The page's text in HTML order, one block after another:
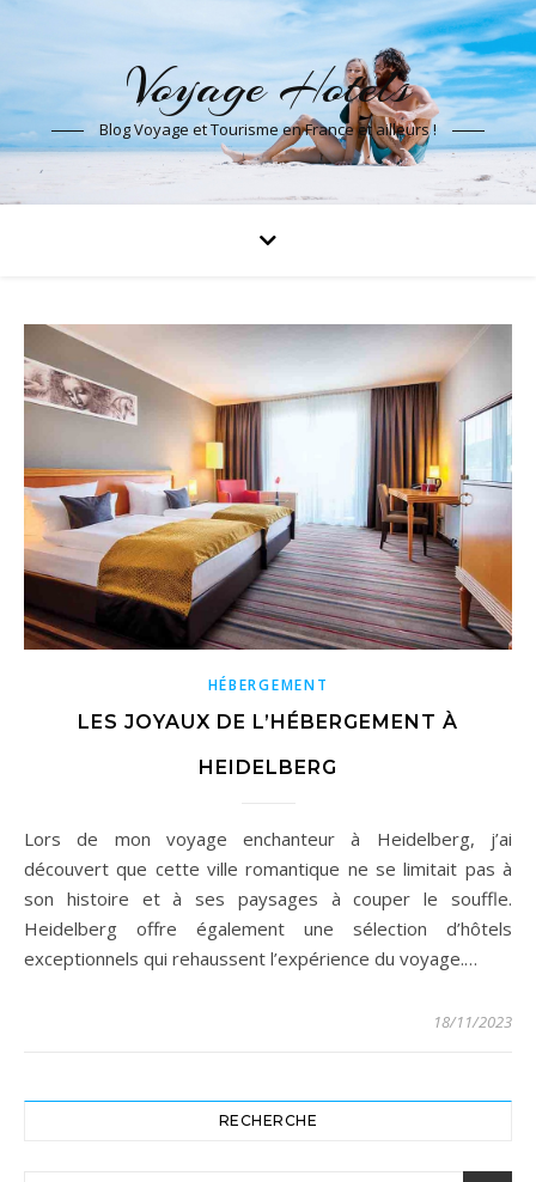
Voyage Hotels
Blog Voyage et Tourisme en France et ailleurs !
HÉBERGEMENT
LES JOYAUX DE L’HÉBERGEMENT À
HEIDELBERG
Lors de mon voyage enchanteur à Heidelberg, j’ai
découvert que cette ville romantique ne se limitait pas à
son histoire et à ses paysages à couper le souffle.
Heidelberg offre également une sélection d’hôtels
exceptionnels qui rehaussent l’expérience du voyage.…
18/11/2023
RECHERCHE